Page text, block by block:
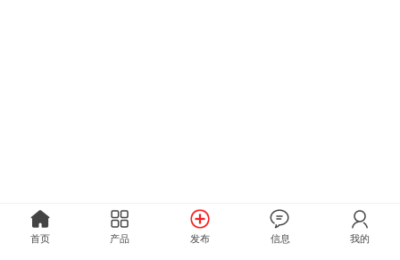
首页 产品 发布 信息 我的